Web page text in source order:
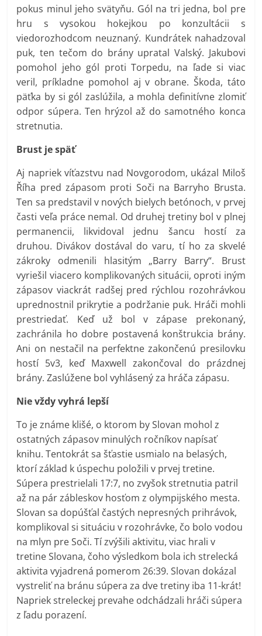
pokus minul jeho svätyňu. Gól na tri jedna, bol pre
hru s vysokou hokejkou po konzultácii s
viedorozhodcom neuznaný. Kundrátek nahadzoval
puk, ten tečom do brány upratal Valský. Jakubovi
pomohol jeho gól proti Torpedu, na ľade si viac
veril, príkladne pomohol aj v obrane. Škoda, táto
päťka by si gól zaslúžila, a mohla definitívne zlomiť
odpor súpera. Ten hrýzol až do samotného konca
stretnutia.
Brust je späť
Aj napriek víťazstvu nad Novgorodom, ukázal Miloš
Říha pred zápasom proti Soči na Barryho Brusta.
Ten sa predstavil v nových bielych betónoch, v prvej
časti veľa práce nemal. Od druhej tretiny bol v plnej
permanencii, likvidoval jednu šancu hostí za
druhou. Divákov dostával do varu, tí ho za skvelé
zákroky odmenili hlasitým „Barry Barry“. Brust
vyriešil viacero komplikovaných situácii, oproti iným
zápasov viackrát radšej pred rýchlou rozohrávkou
uprednostnil prikrytie a podržanie puk. Hráči mohli
prestriedať. Keď už bol v zápase prekonaný,
zachránila ho dobre postavená konštrukcia brány.
Ani on nestačil na perfektne zakončenú presilovku
hostí 5v3, keď Maxwell zakončoval do prázdnej
brány. Zaslúžene bol vyhlásený za hráča zápasu.
Nie vždy vyhrá lepší
To je známe klišé, o ktorom by Slovan mohol z
ostatných zápasov minulých ročníkov napísať
knihu. Tentokrát sa šťastie usmialo na belasých,
ktorí základ k úspechu položili v prvej tretine.
Súpera prestrielali 17:7, no zvyšok stretnutia patril
až na pár zábleskov hosťom z olympijského mesta.
Slovan sa dopúšťal častých nepresných prihrávok,
komplikoval si situáciu v rozohrávke, čo bolo vodou
na mlyn pre Soči. Tí zvýšili aktivitu, viac hrali v
tretine Slovana, čoho výsledkom bola ich strelecká
aktivita vyjadrená pomerom 26:39. Slovan dokázal
vystreliť na bránu súpera za dve tretiny iba 11-krát!
Napriek streleckej prevahe odchádzali hráči súpera
z ľadu porazení.